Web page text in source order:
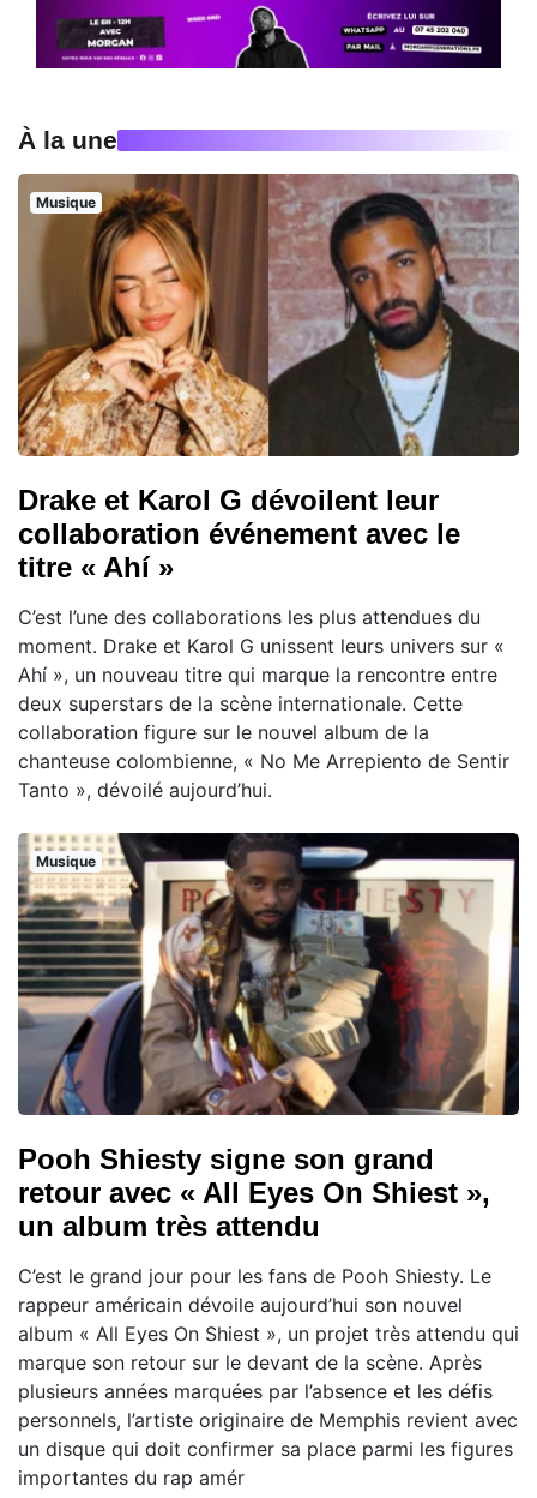
À la une
Musique
Drake et Karol G dévoilent leur
collaboration événement avec le
titre « Ahí »
C’est l’une des collaborations les plus attendues du
moment. Drake et Karol G unissent leurs univers sur «
Ahí », un nouveau titre qui marque la rencontre entre
deux superstars de la scène internationale. Cette
collaboration figure sur le nouvel album de la
chanteuse colombienne, « No Me Arrepiento de Sentir
Tanto », dévoilé aujourd’hui.
Musique
Pooh Shiesty signe son grand
retour avec « All Eyes On Shiest »,
un album très attendu
C’est le grand jour pour les fans de Pooh Shiesty. Le
rappeur américain dévoile aujourd’hui son nouvel
album « All Eyes On Shiest », un projet très attendu qui
marque son retour sur le devant de la scène. Après
plusieurs années marquées par l’absence et les défis
personnels, l’artiste originaire de Memphis revient avec
un disque qui doit confirmer sa place parmi les figures
importantes du rap amér